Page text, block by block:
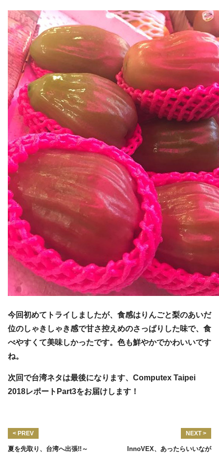
今回初めてトライしましたが、食感はりんごと梨のあいだ
位のしゃきしゃき感で甘さ控えめのさっぱりした味で、食
べやすくて美味しかったです。色も鮮やかでかわいいです
ね。
次回で台湾ネタは最後になります、Computex Taipei
2018レポートPart3をお届けします！
< PREV
夏を先取り、台湾へ出張!!～
NEXT >
InnoVEX、あったらいいなが